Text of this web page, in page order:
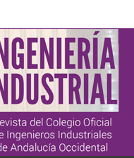
de Andalucía